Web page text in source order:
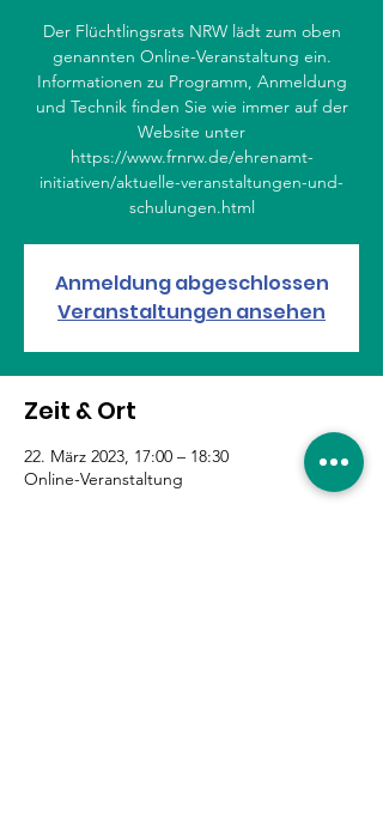
Der Flüchtlingsrats NRW lädt zum oben
genannten Online-Veranstaltung ein.
Informationen zu Programm, Anmeldung
und Technik finden Sie wie immer auf der
Website unter
https://www.frnrw.de/ehrenamt-
initiativen/aktuelle-veranstaltungen-und-
schulungen.html
Anmeldung abgeschlossen
Veranstaltungen ansehen
Zeit & Ort
22. März 2023, 17:00 – 18:30
Online-Veranstaltung